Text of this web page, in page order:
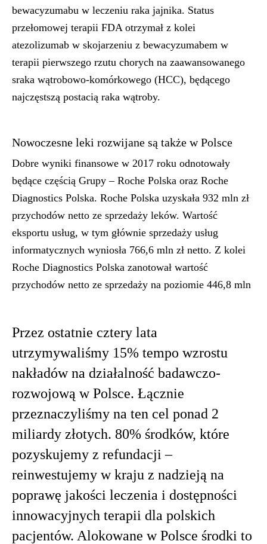
bewacyzumabu w leczeniu raka jajnika. Status
przełomowej terapii FDA otrzymał z kolei
atezolizumab w skojarzeniu z bewacyzumabem w
terapii pierwszego rzutu chorych na zaawansowanego
sraka wątrobowo-komórkowego (HCC), będącego
najczęstszą postacią raka wątroby.
Nowoczesne leki rozwijane są także w Polsce
Dobre wyniki finansowe w 2017 roku odnotowały
będące częścią Grupy – Roche Polska oraz Roche
Diagnostics Polska. Roche Polska uzyskała 932 mln zł
przychodów netto ze sprzedaży leków. Wartość
eksportu usług, w tym głównie sprzedaży usług
informatycznych wyniosła 766,6 mln zł netto. Z kolei
Roche Diagnostics Polska zanotował wartość
przychodów netto ze sprzedaży na poziomie 446,8 mln
Przez ostatnie cztery lata
utrzymywaliśmy 15% tempo wzrostu
nakładów na działalność badawczo-
rozwojową w Polsce. Łącznie
przeznaczyliśmy na ten cel ponad 2
miliardy złotych. 80% środków, które
pozyskujemy z refundacji –
reinwestujemy w kraju z nadzieją na
poprawę jakości leczenia i dostępności
innowacyjnych terapii dla polskich
pacjentów. Alokowane w Polsce środki to